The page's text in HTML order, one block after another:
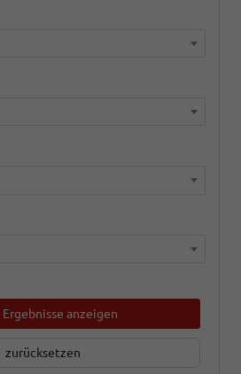
Ergebnisse anzeigen
zurücksetzen